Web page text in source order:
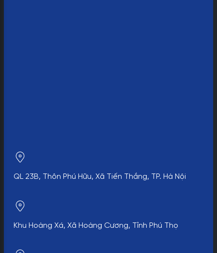
QL 23B, Thôn Phú Hữu, Xã Tiến Thắng, TP. Hà Nội
Khu Hoàng Xá, Xã Hoàng Cương, Tỉnh Phú Thọ